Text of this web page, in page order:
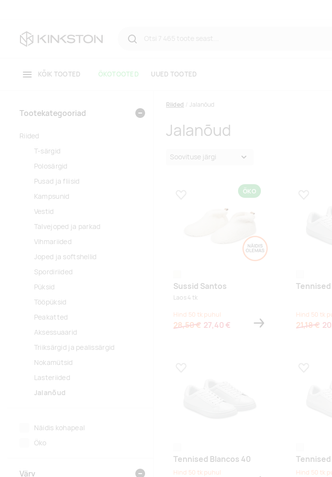
KÕIK TOOTED ÖKOTOOTED UUED TOOTED
Riided Jalanõud
Jalanõud
ÖKO
Sussid Santos
Laos 4 tk
Hind 50 tk puhul
28,50 € 27,40 €
Tennised
Hind 50 tk
21,18 €
Tennised Blancos 40
Hind 50 tk puhul
Tennised
Hind 50 tk
Tootekategooriad
Riided
T-särgid
Polosärgid
Pusad ja fliisid
Kampsunid
Vestid
Talvejoped ja parkad
Vihmariided
Joped ja softshellid
Spordiriided
Püksid
Tööpüksid
Peakatted
Aksessuaarid
Triiksärgid ja pealissärgid
Nokamütsid
Lasteriided
Jalanõud
Näidis kohapeal
Öko
Värv